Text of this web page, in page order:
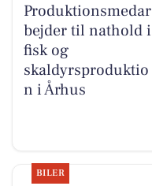
Produktionsmedar
bejder til nathold i
fisk og
skaldyrsproduktio
n i Århus
BILER